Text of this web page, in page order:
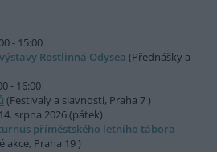
- 15:00
Rostlinná Odysea (Přednášky a
- 16:00
(Festivaly a slavnosti, Praha 7 )
srpna 2026 (pátek)
příměstského letního tábora
Praha 19 )